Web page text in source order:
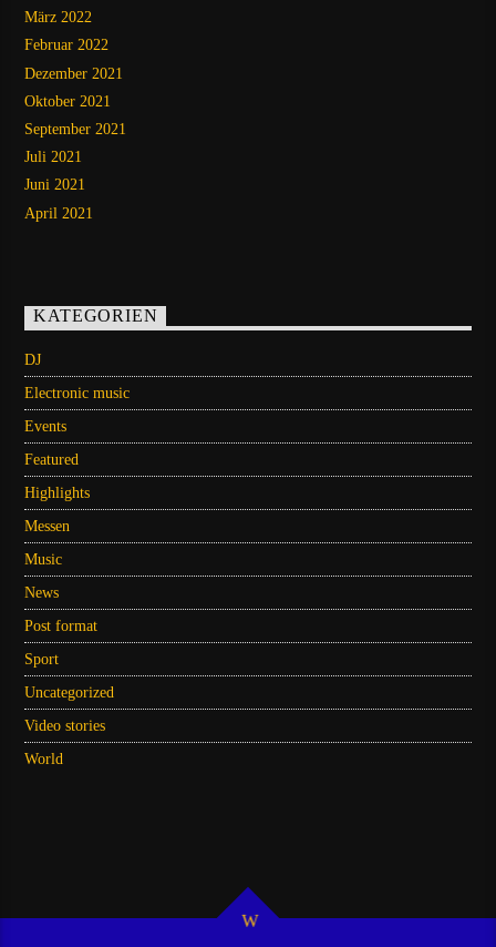
März 2022
Februar 2022
Dezember 2021
Oktober 2021
September 2021
Juli 2021
Juni 2021
April 2021
KATEGORIEN
DJ
Electronic music
Events
Featured
Highlights
Messen
Music
News
Post format
Sport
Uncategorized
Video stories
World